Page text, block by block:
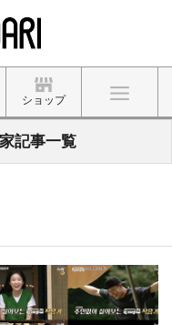
ショップ
記事一覧